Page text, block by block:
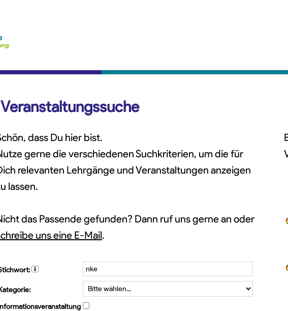
Veranstaltungssuche